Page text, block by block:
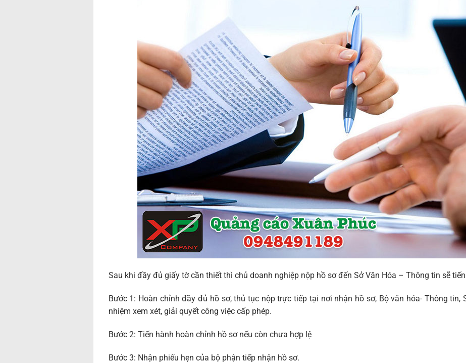
Sau khi đầy đủ giấy tờ cần thiết thì chủ doanh nghiệp nộp hồ sơ đến Sở Văn Hóa – Thông tin sẽ
Bước 1: Hoàn chỉnh đầy đủ hồ sơ, thủ tục nộp trực tiếp tại nơi nhận hồ sơ, Bộ văn hóa- Thông tin,
nhiệm xem xét, giải quyết công việc cấp phép.
Bước 2: Tiến hành hoàn chỉnh hồ sơ nếu còn chưa hợp lệ
Bước 3: Nhận phiếu hẹn của bộ phận tiếp nhận hồ sơ.